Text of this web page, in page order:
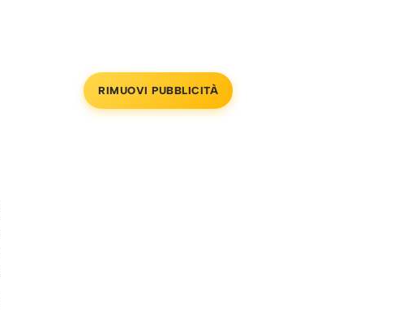
RIMUOVI PUBBLICITÀ